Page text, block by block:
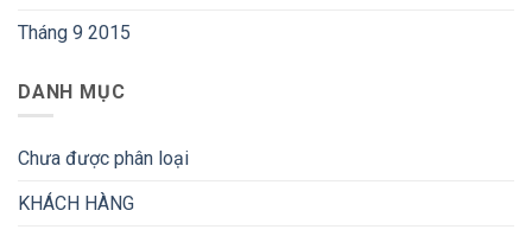
Tháng 9 2015
DANH MỤC
Chưa được phân loại
KHÁCH HÀNG